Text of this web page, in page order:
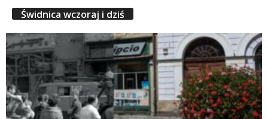
Świdnica wczoraj i dziś